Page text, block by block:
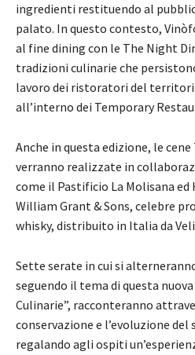
ingredienti restituendo al
palato. In questo contesto,
al fine dining con le The Night
tradizioni culinarie che
lavoro dei ristoratori del
all’interno dei Temporary
Anche in questa edizione, le
verranno realizzate in
come il Pastificio La Molisana ed
William Grant & Sons, celebre
whisky, distribuito in Italia da
Sette serate in cui si
seguendo il tema di questa
Culinarie”, racconteranno
conservazione e l’evoluzione
regalando agli ospiti